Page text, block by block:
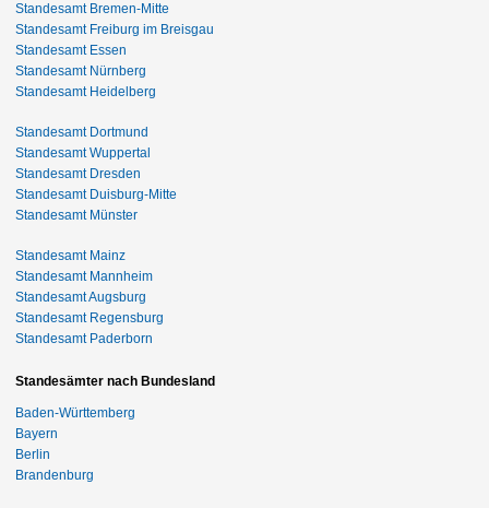
Standesamt Bremen-Mitte
Standesamt Freiburg im Breisgau
Standesamt Essen
Standesamt Nürnberg
Standesamt Heidelberg
Standesamt Dortmund
Standesamt Wuppertal
Standesamt Dresden
Standesamt Duisburg-Mitte
Standesamt Münster
Standesamt Mainz
Standesamt Mannheim
Standesamt Augsburg
Standesamt Regensburg
Standesamt Paderborn
Standesämter nach Bundesland
Baden-Württemberg
Bayern
Berlin
Brandenburg